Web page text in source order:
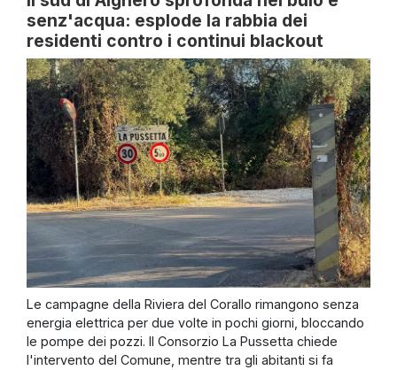
senz'acqua: esplode la rabbia dei
residenti contro i continui blackout
Le campagne della Riviera del Corallo rimangono senza
energia elettrica per due volte in pochi giorni, bloccando
le pompe dei pozzi. Il Consorzio La Pussetta chiede
l'intervento del Comune, mentre tra gli abitanti si fa